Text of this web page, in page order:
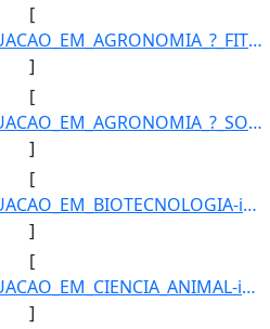
[
2: programa-POS-GRADUACAO_EM_AGRONOMIA_?_FITOTECNIA-id_unidade-373-unidade-COORDENACAO_DO_PROGRAMA_DE_P]
]
[
3: programa-POS-GRADUACAO_EM_AGRONOMIA_?_SOLOS_E_NUTRICAO_DE_PLANTAS-id_unidade-612-unidade-COORDENACAO]
]
[
4: programa-POS-GRADUACAO_EM_BIOTECNOLOGIA-id_unidade-611-unidade-COORDENACAO_DO_PROGRAMA_DE_POS-GRADUA]
]
[
5: programa-POS-GRADUACAO_EM_CIENCIA_ANIMAL-id_unidade-368-unidade-COORDENACAO_DO_PROGRAMA_DE_POS-GRADU]
]